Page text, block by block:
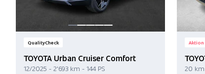
QualityCheck
TOYOTA Urban Cruiser Comfort
12/2025 - 2'693 km - 144 PS
Aktion
20 km